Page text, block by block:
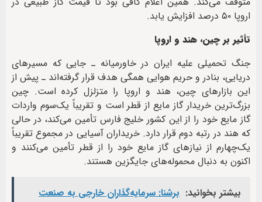
اروپا ۵۰ درصد افزایش یابد.
تأثیر بر چین، هند و اروپا
جنگ تحمیلی علیه ایران در خاورمیانه ـ جایی که مسیرهای
دریایی، بنادر و حریم هوایی همگی هدف قرار گرفته‌اند ـ پیش از
این بازارهای چین، هند و اروپا را متزلزل کرده است. چین
بزرگ‌ترین خریدار گاز مایع از قطر است و تقریباً یک‌سوم واردات
گاز مایع خود را از این کشور خلیج فارس تأمین می‌کند، در حالی
که هند در رتبه دوم قرار دارد. خریداران آسیایی در مجموع تقریباً
یک‌چهارم از نیازهای گاز مایع خود را از قطر تأمین می‌کنند و
اکنون به دنبال محموله‌های جایگزین هستند.
بیشتر بخوانید: برشنا: سرمایه‌گذاران خارجی به صنعت